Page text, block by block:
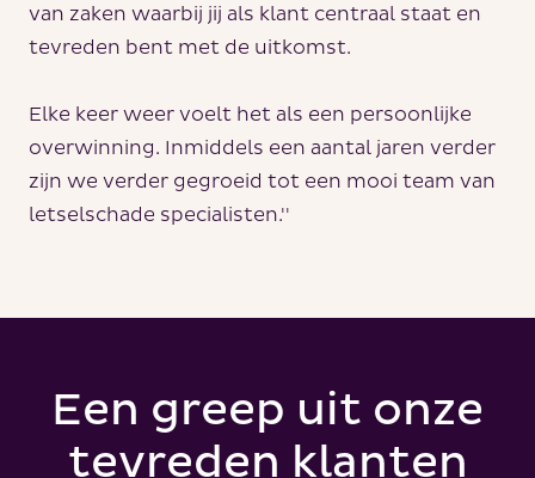
van zaken waarbij jij als klant centraal staat en
tevreden bent met de uitkomst.
Elke keer weer voelt het als een persoonlijke
overwinning. Inmiddels een aantal jaren verder
zijn we verder gegroeid tot een mooi team van
letselschade specialisten.''
Een greep uit onze
tevreden klanten